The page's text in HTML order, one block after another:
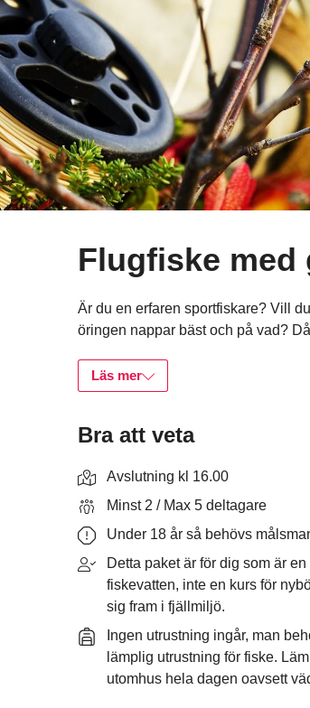
Flugfiske
Hoppa till bokningsverktyget
Är du en erfaren sportfiskare? Vill
öringen nappar bäst och på vad?
Läs mer
Bra att veta
Avslutning kl 16.00
Minst 2 / Max 5 deltagare
Under 18 år så behövs
Detta paket är för dig som är
fiskevatten, inte en kurs för
sig fram i fjällmiljö.
Ingen utrustning ingår, man
lämplig utrustning för fiske.
utomhus hela dagen oavsett